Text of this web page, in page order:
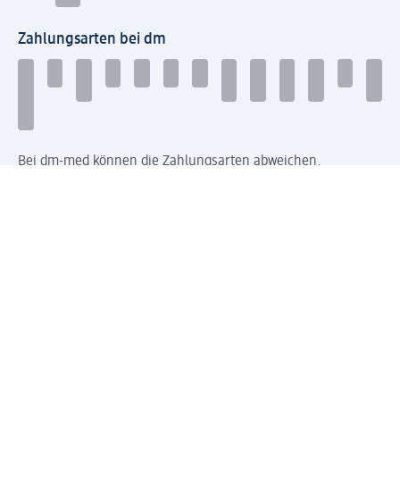
Zahlungsarten bei dm
Bei dm-med können die Zahlungsarten abweichen.